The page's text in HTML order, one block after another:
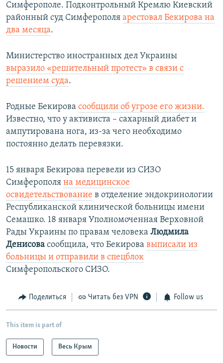
Симферополе. Подконтрольный Кремлю Киевский
районный суд Симферополя арестовал Бекирова на
два месяца.
​Министерство иностранных дел Украины
выразило «решительный протест» в связи с
решением суда.
Родные Бекирова сообщили об угрозе его жизни.
Известно, что у активиста – сахарный диабет и
ампутирована нога, из-за чего необходимо
постоянно делать перевязки.
15 января Бекирова перевели из СИЗО
Симферополя на медицинское
освидетельствование ​в отделение эндокринологии
Республиканской клинической больницы имени
Семашко. ​18 января Уполномоченная Верховной
Рады Украины по правам человека Людмила
Денисова сообщила, что Бекирова выписали из
больницы и отправили в спецблок
Симферопольского СИЗО.
Поделиться Читать без VPN Follow us
This item is part of
Новости Весь Крым